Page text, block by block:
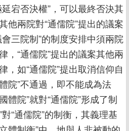
宕否決權”，可以最終否決其
他兩院對“通儒院”提出的議案
三院制”的制度安排中須兩院
，“通儒院”提出的議案其他兩
，如“通儒院”提出取消信仰自
院”不通過，即不能成為法
體院”就對“通儒院”形成了制
“通儒院”的制衡，其義理基